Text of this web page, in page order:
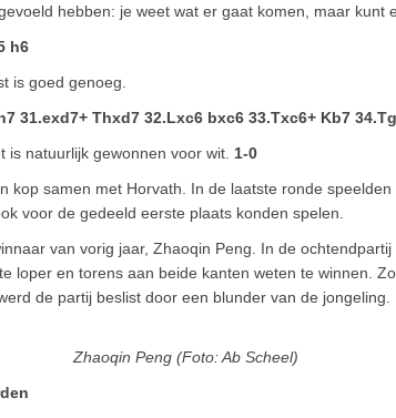
hebben: je weet wat er gaat komen, maar kunt
h6
is goed genoeg.
31.exd7+ Thxd7 32.Lxc6 bxc6 33.Txc6+ Kb7
natuurlijk gewonnen voor wit. 1-0
kop samen met Horvath. In de laatste ronde
voor de gedeeld eerste plaats konden spelen.
van vorig jaar, Zhaoqin Peng. In de
loper en torens aan beide kanten weten te winnen.
de partij beslist door een blunder van de jongeling.
Zhaoqin Peng (Foto: Ab Scheel)